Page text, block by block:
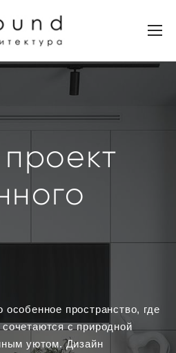
пространство, где
с природной
уютом. Дизайн